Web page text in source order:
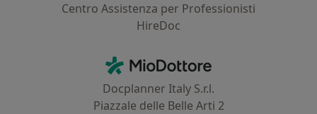
Centro Assistenza per Professionisti
HireDoc
MioDottore - Homepage
Docplanner Italy S.r.l.
Piazzale delle Belle Arti 2